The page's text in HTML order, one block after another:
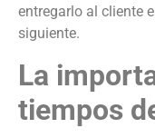
entregarlo al cliente
siguiente.
La
tiempos